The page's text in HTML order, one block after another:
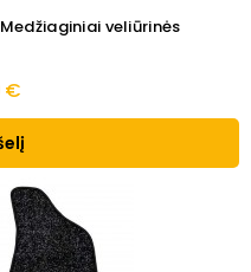
veliūrinės
€